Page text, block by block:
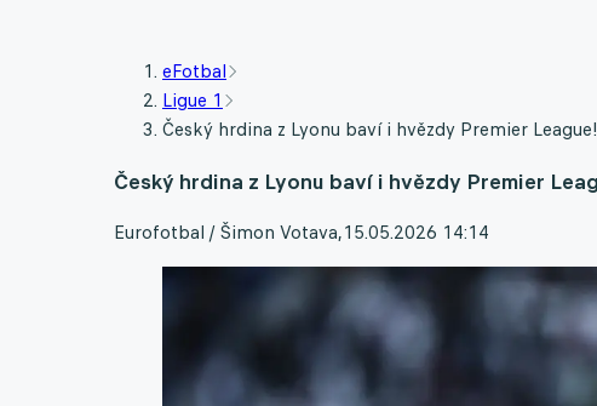
eFotbal
Ligue 1
Český hrdina z Lyonu baví i hvězdy Premier
Český hrdina z Lyonu baví i hvězdy Premier
Eurofotbal / Šimon Votava,15.05.2026 14:14